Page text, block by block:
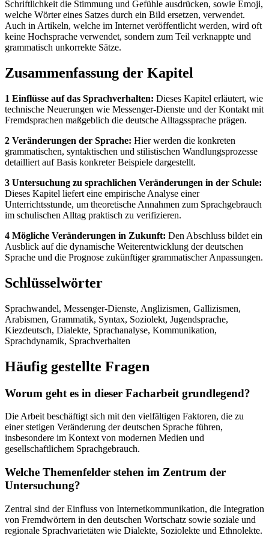
Schriftlichkeit die Stimmung und Gefühle ausdrücken, sowie Emoji,
welche Wörter eines Satzes durch ein Bild ersetzen, verwendet.
Auch in Artikeln, welche im Internet veröffentlicht werden, wird oft
keine Hochsprache verwendet, sondern zum Teil verknappte und
grammatisch unkorrekte Sätze.
Zusammenfassung der Kapitel
1 Einflüsse auf das Sprachverhalten: Dieses Kapitel erläutert, wie
technische Neuerungen wie Messenger-Dienste und der Kontakt mit
Fremdsprachen maßgeblich die deutsche Alltagssprache prägen.
2 Veränderungen der Sprache: Hier werden die konkreten
grammatischen, syntaktischen und stilistischen Wandlungsprozesse
detailliert auf Basis konkreter Beispiele dargestellt.
3 Untersuchung zu sprachlichen Veränderungen in der Schule:
Dieses Kapitel liefert eine empirische Analyse einer
Unterrichtsstunde, um theoretische Annahmen zum Sprachgebrauch
im schulischen Alltag praktisch zu verifizieren.
4 Mögliche Veränderungen in Zukunft: Den Abschluss bildet ein
Ausblick auf die dynamische Weiterentwicklung der deutschen
Sprache und die Prognose zukünftiger grammatischer Anpassungen.
Schlüsselwörter
Sprachwandel, Messenger-Dienste, Anglizismen, Gallizismen,
Arabismen, Grammatik, Syntax, Soziolekt, Jugendsprache,
Kiezdeutsch, Dialekte, Sprachanalyse, Kommunikation,
Sprachdynamik, Sprachverhalten
Häufig gestellte Fragen
Worum geht es in dieser Facharbeit grundlegend?
Die Arbeit beschäftigt sich mit den vielfältigen Faktoren, die zu
einer stetigen Veränderung der deutschen Sprache führen,
insbesondere im Kontext von modernen Medien und
gesellschaftlichem Sprachgebrauch.
Welche Themenfelder stehen im Zentrum der
Untersuchung?
Zentral sind der Einfluss von Internetkommunikation, die Integration
von Fremdwörtern in den deutschen Wortschatz sowie soziale und
regionale Sprachvarietäten wie Dialekte, Soziolekte und Ethnolekte.